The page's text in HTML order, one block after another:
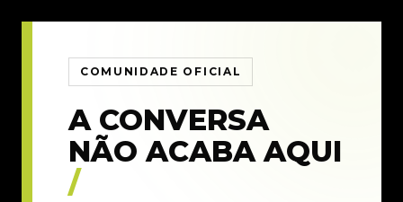
COMUNIDADE OFICIAL
A CONVERSA
NÃO ACABA AQUI
/